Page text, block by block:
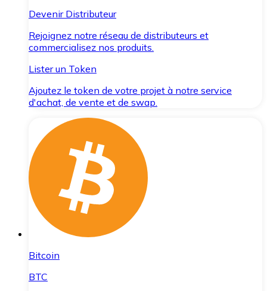
Devenir Distributeur
Rejoignez notre réseau de distributeurs et
commercialisez nos produits.
Lister un Token
Ajoutez le token de votre projet à notre service
d'achat, de vente et de swap.
Bitcoin
BTC